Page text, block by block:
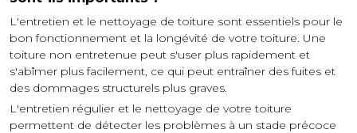
L'entretien et le nettoyage de toiture sont essentiels pour le
bon fonctionnement et la longévité de votre toiture. Une
toiture non entretenue peut s'user plus rapidement et
s'abîmer plus facilement, ce qui peut entraîner des fuites et
des dommages structurels plus graves.
L'entretien régulier et le nettoyage de votre toiture
permettent de détecter les problèmes à un stade précoce